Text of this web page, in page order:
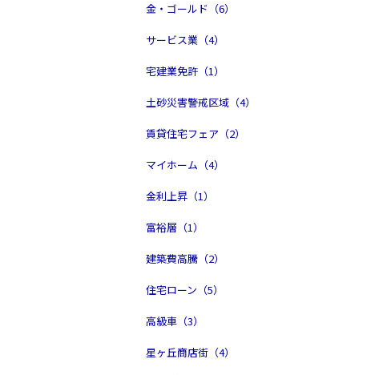
金・ゴールド（6）
サービス業（4）
宅建業免許（1）
土砂災害警戒区域（4）
賃貸住宅フェア（2）
マイホーム（4）
金利上昇（1）
富裕層（1）
建築費高騰（2）
住宅ローン（5）
高級車（3）
星ヶ丘商店街（4）